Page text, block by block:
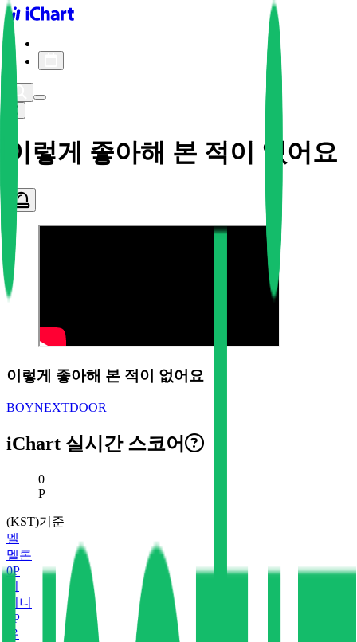
iChart logo
이렇게 좋아해 본 적이 없어요
이렇게 좋아해 본 적이 없어요
BOYNEXTDOOR
iChart 실시간 스코어
현재 스코어
0
P
(KST)기준
멜
멜론
0P
지니
P
유